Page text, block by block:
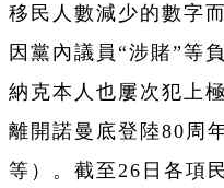
移民人數減少的數字
因黨內議員“涉賭”等
納克本人也屢次犯上
離開諾曼底登陸80周
等）。截至26日各項